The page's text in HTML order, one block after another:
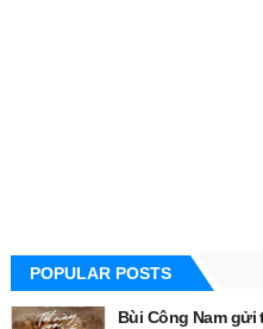
POPULAR POSTS
Bùi Công Nam gửi